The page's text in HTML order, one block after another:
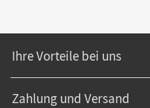
Ihre Vorteile bei uns
Zahlung und Versand